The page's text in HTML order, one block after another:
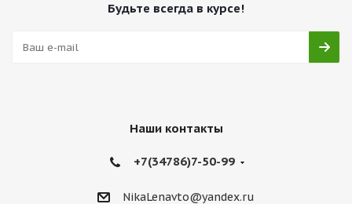
Будьте всегда в курсе!
Наши контакты
+7(34786)7-50-99
NikaLenavto@yandex.ru